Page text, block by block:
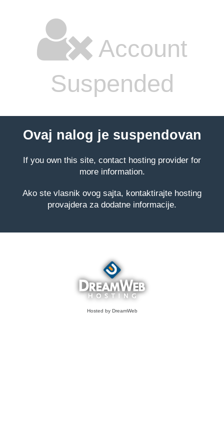
Account
Suspended
Ovaj nalog je suspendovan
If you own this site, contact hosting provider for
more information.
Ako ste vlasnik ovog sajta, kontaktirajte hosting
provajdera za dodatne informacije.
Hosted by DreamWeb